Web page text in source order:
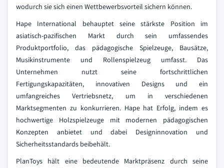
wodurch sie sich einen Wettbewerbsvorteil sichern können.
Hape International behauptet seine stärkste Position im
asiatisch-pazifischen Markt durch sein umfassendes
Produktportfolio, das pädagogische Spielzeuge, Bausätze,
Musikinstrumente und Rollenspielzeug umfasst. Das
Unternehmen nutzt seine fortschrittlichen
Fertigungskapazitäten, innovativen Designs und ein
umfangreiches Vertriebsnetz, um in verschiedenen
Marktsegmenten zu konkurrieren. Hape hat Erfolg, indem es
hochwertige Holzspielzeuge mit modernen pädagogischen
Konzepten anbietet und dabei Designinnovation und
Sicherheitsstandards beibehält.
PlanToys hält eine bedeutende Marktpräsenz durch seine